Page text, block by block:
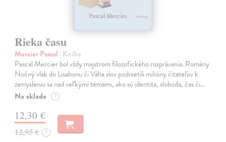
Rieka času
Mercier Pascal | Kniha
Pascal Mercier bol vždy majstrom filozofického rozprávania. Romány
Nočný vlak do Lisabonu či Váha slov podnietili milióny čitateľov k
zamysleniu sa nad veľkými témami, ako sú identita, sloboda, čas či…
Na sklade ?
12,30 €
12,95 € ?